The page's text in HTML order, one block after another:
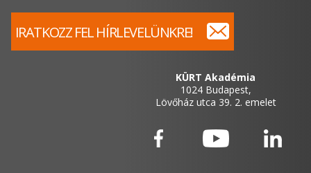
KÜRT Akadémia
1024 Budapest,
Lövőház utca 39. 2. emelet
IRATKOZZ FEL HÍRLEVELÜNKRE!